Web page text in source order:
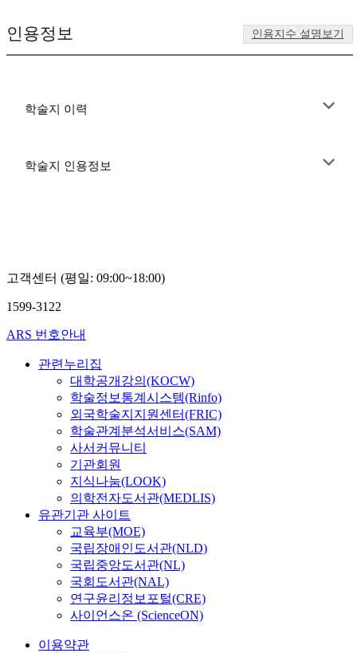
인용정보 인용지수 설명보기
학술지 이력
학술지 인용정보
고객센터 (평일: 09:00~18:00)
1599-3122
ARS 번호안내
관련누리집
대학공개강의(KOCW)
학술정보통계시스템(Rinfo)
외국학술지지원센터(FRIC)
학술관계분석서비스(SAM)
사서커뮤니티
기관회원
지식나눔(LOOK)
의학전자도서관(MEDLIS)
유관기관 사이트
교육부(MOE)
국립장애인도서관(NLD)
국립중앙도서관(NL)
국회도서관(NAL)
연구윤리정보포털(CRE)
사이언스온 (ScienceON)
이용약관